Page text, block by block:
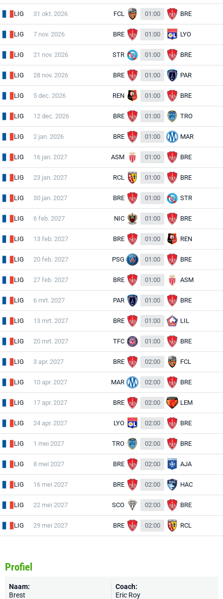
LIG 31 okt. 2026 FCL 01:00 BRE
LIG 7 nov. 2026 BRE 01:00 LYO
LIG 21 nov. 2026 STR 01:00 BRE
LIG 28 nov. 2026 BRE 01:00 PAR
LIG 5 dec. 2026 REN 01:00 BRE
LIG 12 dec. 2026 BRE 01:00 TRO
LIG 2 jan. 2026 BRE 01:00 MAR
LIG 16 jan. 2027 ASM 01:00 BRE
LIG 23 jan. 2027 RCL 01:00 BRE
LIG 30 jan. 2027 BRE 01:00 STR
LIG 6 feb. 2027 NIC 01:00 BRE
LIG 13 feb. 2027 BRE 01:00 REN
LIG 20 feb. 2027 PSG 01:00 BRE
LIG 27 feb. 2027 BRE 01:00 ASM
LIG 6 mrt. 2027 PAR 01:00 BRE
LIG 13 mrt. 2027 BRE 01:00 LIL
LIG 20 mrt. 2027 TFC 01:00 BRE
LIG 3 apr. 2027 BRE 02:00 FCL
LIG 10 apr. 2027 MAR 02:00 BRE
LIG 17 apr. 2027 BRE 02:00 LEM
LIG 24 apr. 2027 LYO 02:00 BRE
LIG 1 mei 2027 TRO 02:00 BRE
LIG 8 mei 2027 BRE 02:00 AJA
LIG 16 mei 2027 BRE 02:00 HAC
LIG 22 mei 2027 SCO 02:00 BRE
LIG 29 mei 2027 BRE 02:00 RCL
Profiel
Naam:
Brest
Coach:
Eric Roy